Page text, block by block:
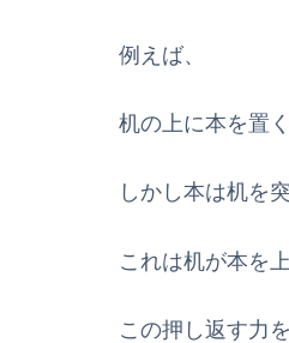
例えば、
机の上に本を置
しかし本は机を
これは机が本を
この押し返す力